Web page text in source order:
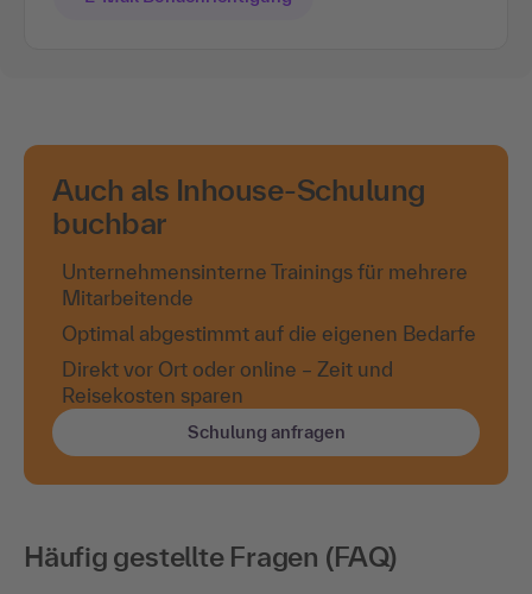
Auch als Inhouse-Schulung
buchbar
Unternehmensinterne Trainings für mehrere
Mitarbeitende
Optimal abgestimmt auf die eigenen Bedarfe
Direkt vor Ort oder online – Zeit und
Reisekosten sparen
Schulung anfragen
Häufig gestellte Fragen (FAQ)